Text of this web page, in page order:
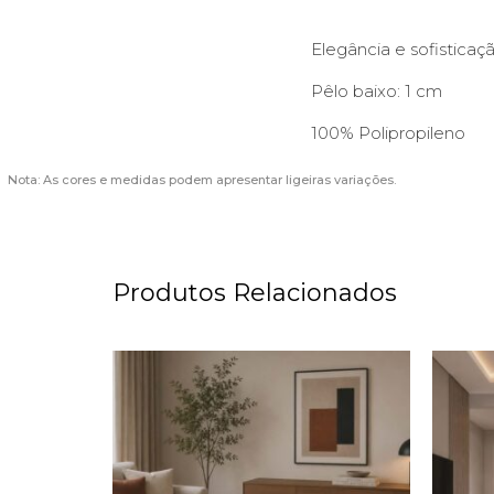
Elegância e
Pêlo baixo: 1 cm
100% Polipropileno
Nota: As cores e medidas podem apresentar ligeiras variações.
Produtos Relacionados